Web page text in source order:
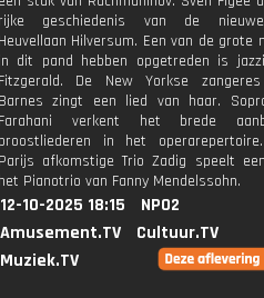
rijke geschiedenis van de
Heuvellaan Hilversum. Een van de grote
in dit pand hebben opgetreden is
Fitzgerald. De New Yorkse
Barnes zingt een lied van haar.
Farahani verkent het brede
proostliederen in het
Parijs afkomstige Trio Zadig speelt
het Pianotrio van Fanny Mendelssohn.
12-10-2025 18:15
NPO2
Amusement.TV
Cultuur.TV
Muziek.TV